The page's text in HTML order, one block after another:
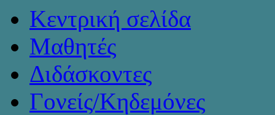
Κεντρική σελίδα
Μαθητές
Διδάσκοντες
Γονείς/Κηδεμόνες